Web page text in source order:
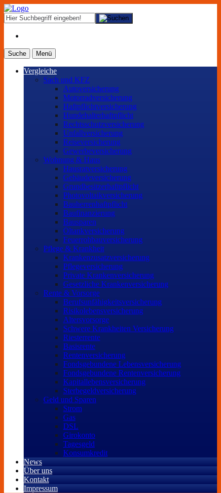
Suche Menü
Vergleiche
Sach und KFZ
Autoversicherung
Motorradversicherung
Haftpflichtversicherung
Hundehalterhaftpflicht
Rechtsschutzversicherung
Unfallversicherung
Reiseversicherung
Gewerbeversicherung
Wohnung & Haus
Hausratversicherung
Gebäudeversicherung
Grundbesitzerhaftpflicht
Photovoltaikversicherung
Bauherrenhaftpflicht
Baufinanzierung
Bausparen
Öltankversicherung
Feuerrohbauversicherung
Pflege & Krankheit
Krankenzusatzversicherung
Pflegeversicherung
Private Krankenversicherung
Gesetzliche Krankenversicherung
Rente & Vorsorge
Berufs­unfähigkeitsversicherung
Risikolebensversicherung
Altersvorsorge
Schwere Krankheiten Versicherung
Riesterrente
Basisrente
Rentenversicherung
Fondsgebundene Lebensversicherung
Fondsgebundene Rentenversicherung
Kapitallebensversicherung
Sterbegeldversicherung
Geld und Sparen
Strom
Gas
DSL
Girokonto
Tagesgeld
Konsumkredit
News
Über uns
Kontakt
Impressum